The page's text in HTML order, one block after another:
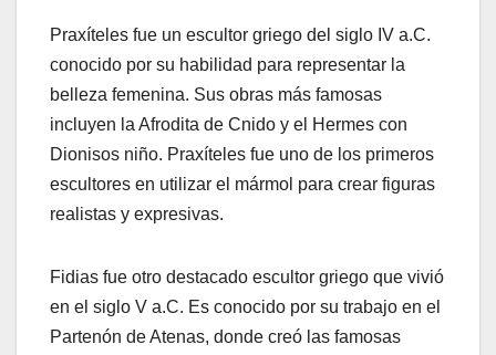
Praxíteles fue un escultor griego del siglo IV a.C.
conocido por su habilidad para representar la
belleza femenina. Sus obras más famosas
incluyen la Afrodita de Cnido y el Hermes con
Dionisos niño. Praxíteles fue uno de los primeros
escultores en utilizar el mármol para crear figuras
realistas y expresivas.
Fidias fue otro destacado escultor griego que vivió
en el siglo V a.C. Es conocido por su trabajo en el
Partenón de Atenas, donde creó las famosas